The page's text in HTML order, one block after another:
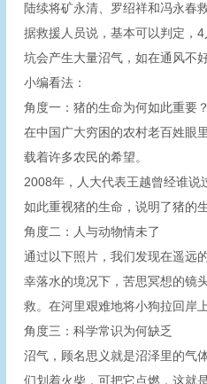
陆续将矿永清、罗绍祥和冯永春
据救援人员说，基本可以判定，
坑会产生大量沼气，如在通风不
小编看法：
角度一：猪的生命为何如此重要？
在中国广大穷困的农村老百姓眼
载着许多农民的希望。
2008年，人大代表王越曾经谁说
如此重视猪的生命，说明了猪的
角度二：人与动物情未了
通过以下照片，我们发现在遥远
幸落水的境况下，苦思冥想的镜
救。在河里艰难地将小狗拉回岸
角度三：科学常识为何缺乏
沼气，顾名思义就是沼泽里的气
们划着火柴，可把它点燃，这就